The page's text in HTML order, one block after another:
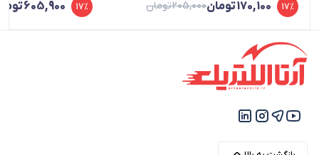
205,000تومان
قیمت
205,000 تومان
بود.
170,100تومان
قیمت
170,100 تومان
است.
17%
قیمت
605,900
قیمت
17%